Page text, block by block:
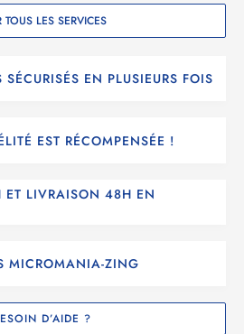
TOUS LES SERVICES
SÉCURISÉS EN PLUSIEURS FOIS
EST RÉCOMPENSÉE !
ET LIVRAISON 48H EN
MICROMANIA-ZING
D’AIDE ?